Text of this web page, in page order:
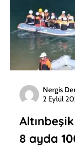
Nergis
2 Eylül
8 ayda